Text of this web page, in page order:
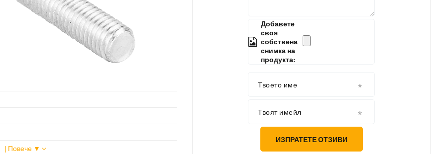
Добавете
своя
собствена
снимка на
продукта:
Твоето име
Твоят имейл
ИЗПРАТЕТЕ ОТЗИВИ
| Повече ▼